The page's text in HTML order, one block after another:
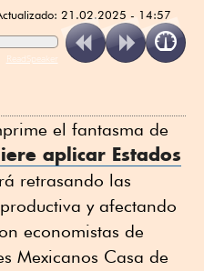
21.02.2025 - 14:57
ReadSpeaker
el fantasma de
aplicar Estados
retrasando las
y afectando
economistas de
Mexicanos Casa de